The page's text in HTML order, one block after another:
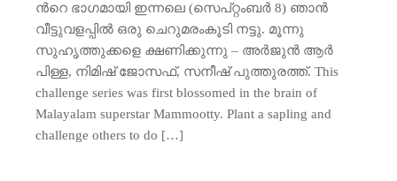
ന്‍റെ ഭാഗമായി ഇന്നലെ (സെപ്റ്റംബര്‍ 8) ഞാന്‍
വീട്ടുവളപ്പില്‍ ഒരു ചെറുമരംകൂടി നട്ടു. മൂന്നു
സുഹൃത്തുക്കളെ ക്ഷണിക്കുന്നു – അര്‍ജുന്‍ ആര്‍
പിള്ള, നിമിഷ് ജോസഫ്‌, സനീഷ് പുത്തുരത്ത്. This
challenge series was first blossomed in the brain of
Malayalam superstar Mammootty. Plant a sapling and
challenge others to do […]